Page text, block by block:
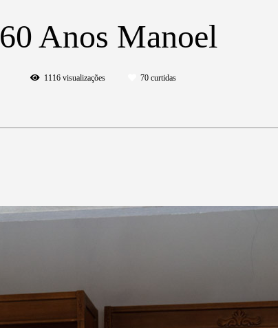
60 Anos Manoel
1116visualizações 70curtidas